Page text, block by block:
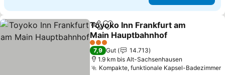
TeilenZu Favoriten hinzufügen
Toyoko Inn Frankfurt am
Main Hauptbahnhof
Preise sehen
3 Sterne
7,9 Gut
14.713
1.9 km bis Alt-Sachsenhausen
Kompakte, funktionale Kapsel-Badezimmer